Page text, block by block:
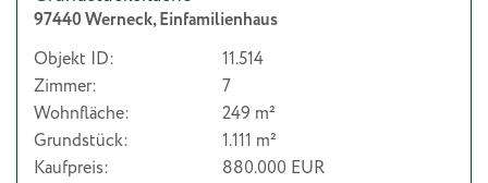
97440 Werneck, Einfamilienhaus
Objekt ID:
11.514
Zimmer:
7
Wohnfläche:
249 m²
Grundstück:
1.111 m²
Kaufpreis:
880.000 EUR